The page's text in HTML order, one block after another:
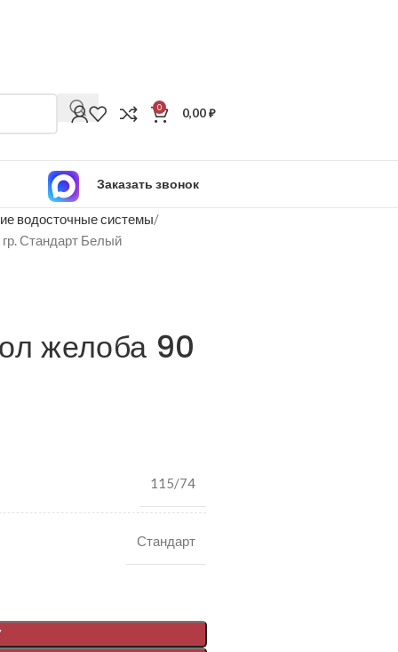
0 0,00₽
Заказать звонок
водосточные системы
Стандарт Белый
желоба 90
115/74
Стандарт